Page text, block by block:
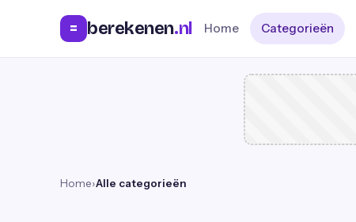
= berekenen.nl Home Categorieën
Home›Alle categorieën